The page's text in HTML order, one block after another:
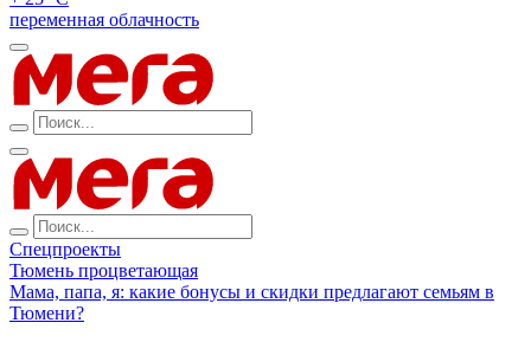
переменная облачность
Спецпроекты
Тюмень процветающая
Мама, папа, я: какие бонусы и скидки предлагают семьям в
Тюмени?